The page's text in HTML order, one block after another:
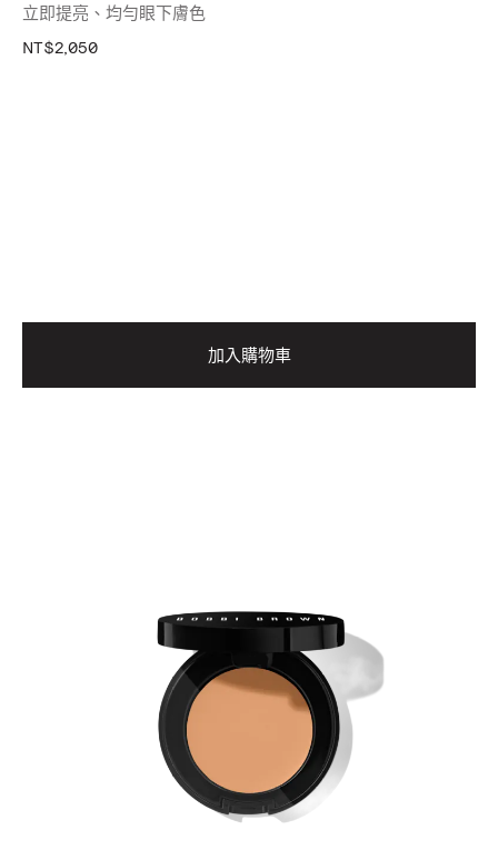
立即提亮、均勻眼下膚色
NT$2,050
加入購物車